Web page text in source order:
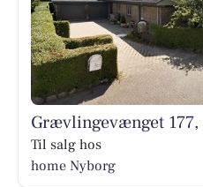
Grævlingevænget
Til salg hos
home Nyborg